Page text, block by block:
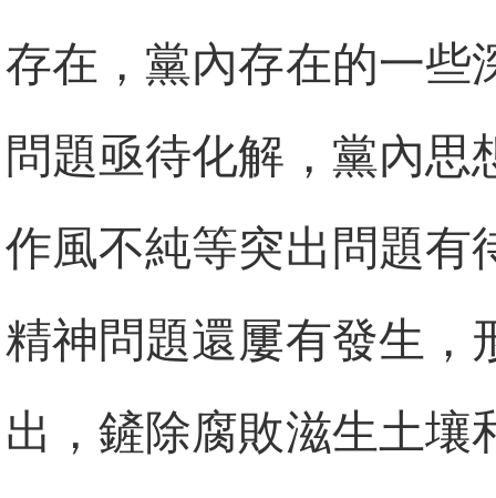
存在，黨內存在的一些
問題亟待化解，黨內思
作風不純等突出問題有
精神問題還屢有發生，
出，鏟除腐敗滋生土壤